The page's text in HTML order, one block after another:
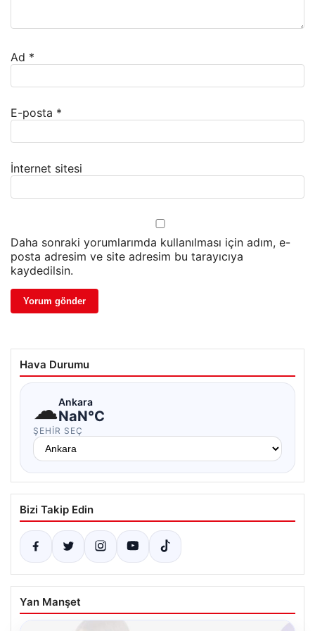
Ad *
E-posta *
İnternet sitesi
Daha sonraki yorumlarımda kullanılması için adım, e-
posta adresim ve site adresim bu tarayıcıya
kaydedilsin.
Hava Durumu
☁Ankara
NaN°C
ŞEHIR SEÇ
Bizi Takip Edin
Yan Manşet